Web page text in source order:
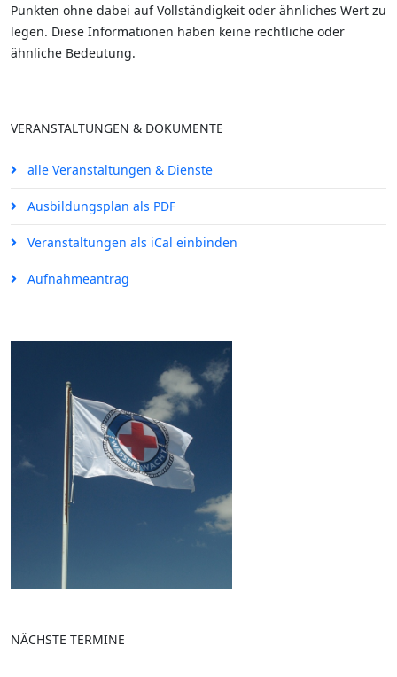
Punkten ohne dabei auf Vollständigkeit oder ähnliches Wert zu
legen. Diese Informationen haben keine rechtliche oder
ähnliche Bedeutung.
VERANSTALTUNGEN & DOKUMENTE
alle Veranstaltungen & Dienste
Ausbildungsplan als PDF
Veranstaltungen als iCal einbinden
Aufnahmeantrag
NÄCHSTE TERMINE